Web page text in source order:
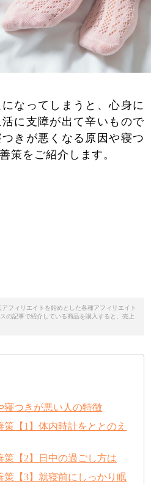
なってしまうと、心身に
に支障が出て辛いもので
きが悪くなる原因や寝つ
策をご紹介します。
フィリエイトを始めとした各種アフィリエイト
の記事で紹介している商品を購入すると、売上
寝つきが悪い人の特徴
【1】体内時計をととのえ
【2】日中の過ごし方は
【3】就寝前にしっかり眠